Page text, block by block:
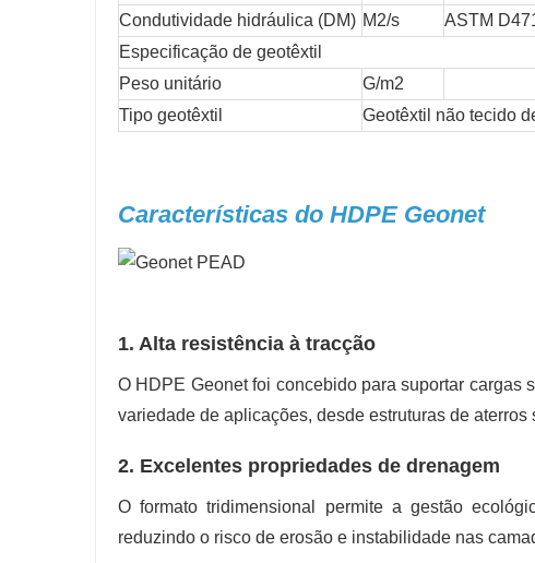
Condutividade hidráulica (DM) M2/s ASTM
Especificação de geotêxtil
Peso unitário
G/m2
Tipo geotêxtil
Geotêxtil não tecido
Características do HDPE Geonet
1. Alta resistência à tracção
O HDPE Geonet foi concebido para suportar cargas
variedade de aplicações, desde estruturas de
2. Excelentes propriedades de drenagem
O formato tridimensional permite a gestão
reduzindo o risco de erosão e instabilidade nas